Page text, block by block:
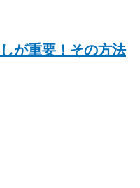
が重要！その方法